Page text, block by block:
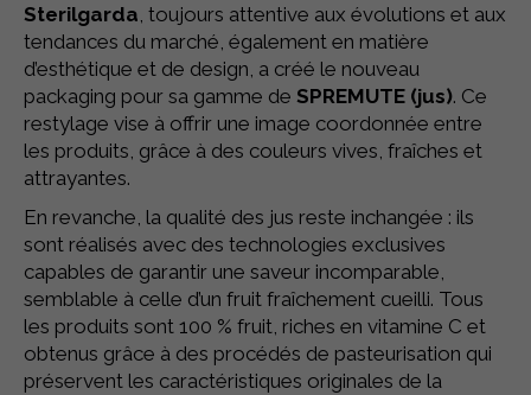
Sterilgarda, toujours attentive aux évolutions et aux
tendances du marché, également en matière
d’esthétique et de design, a créé le nouveau
packaging pour sa gamme de SPREMUTE (jus). Ce
restylage vise à offrir une image coordonnée entre
les produits, grâce à des couleurs vives, fraîches et
attrayantes.
En revanche, la qualité des jus reste inchangée : ils
sont réalisés avec des technologies exclusives
capables de garantir une saveur incomparable,
semblable à celle d’un fruit fraîchement cueilli. Tous
les produits sont 100 % fruit, riches en vitamine C et
obtenus grâce à des procédés de pasteurisation qui
préservent les caractéristiques originales de la